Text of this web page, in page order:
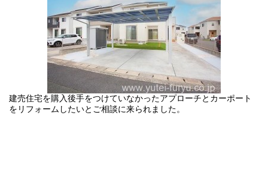
建売住宅を購入後手をつけていなかったアプローチとカーポート
をリフォームしたいとご相談に来られました。